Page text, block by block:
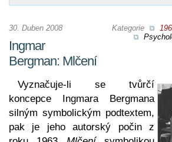
Kategorie
30. Duben 2008
Ingmar
Bergman: Mlčení
Vyznačuje-li se tvůrčí
koncepce Ingmara Bergmana
silným symbolickým podtextem,
pak je jeho autorský počin z